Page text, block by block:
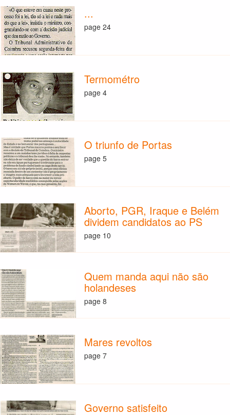
...
page 24
Termométro
page 4
O triunfo de Portas
page 5
Aborto, PGR, Iraque e Belém
dividem candidatos ao PS
page 10
Quem manda aqui não são
holandeses
page 8
Mares revoltos
page 7
Governo satisfeito